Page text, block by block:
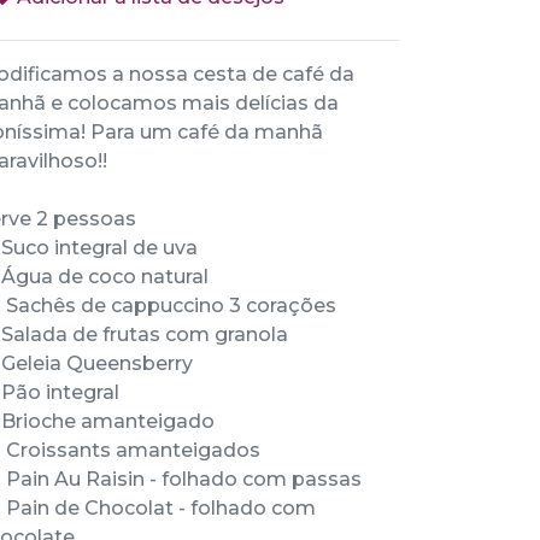
a nossa cesta de café da
e colocamos mais delícias da
Para um café da manhã
2 pessoas
Suco integral de uva
Água de coco natural
Sachês de cappuccino 3 corações
Salada de frutas com granola
Geleia Queensberry
Pão integral
Brioche amanteigado
Croissants amanteigados
Pain Au Raisin - folhado com passas
Pain de Chocolat - folhado com